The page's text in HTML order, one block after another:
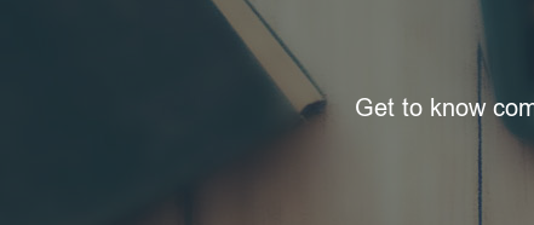
Get to know